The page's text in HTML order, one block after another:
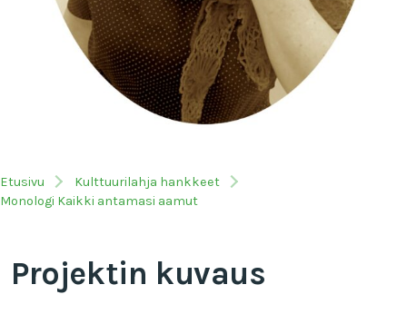
Etusivu
Kulttuurilahja hankkeet
Monologi Kaikki antamasi aamut
Projektin kuvaus